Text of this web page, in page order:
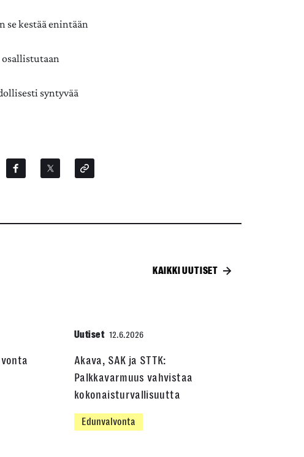
se kestää enintään
osallistutaan
syntyvää
KAIKKI UUTISET
Uutiset 12.6.2026
Akava, SAK ja STTK:
Palkkavarmuus vahvistaa
kokonaisturvallisuutta
Edunvalvonta